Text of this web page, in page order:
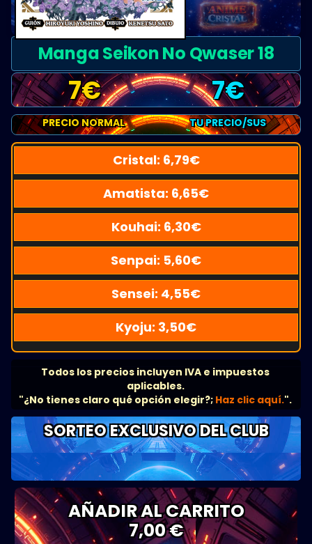
Manga Seikon No Qwaser 18
7€ 7€
PRECIO NORMAL TU PRECIO/SUS
Cristal: 6,79€
Amatista: 6,65€
Kouhai: 6,30€
Senpai: 5,60€
Sensei: 4,55€
Kyoju: 3,50€
Todos los precios incluyen IVA e impuestos
aplicables.
"¿No tienes claro qué opción elegir?; Haz clic aquí.".
SORTEO EXCLUSIVO DEL CLUB
AÑADIR AL CARRITO
7,00 €